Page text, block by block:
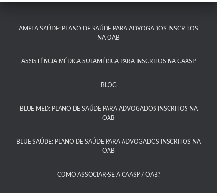
AMPLA SAÚDE: PLANO DE SAÚDE PARA ADVOGADOS INSCRITOS
NA OAB
ASSISTÊNCIA MÉDICA SULAMÉRICA PARA INSCRITOS NA CAASP​
BLOG
BLUE MED: PLANO DE SAÚDE PARA ADVOGADOS INSCRITOS NA
OAB
BLUE SAÚDE: PLANO DE SAÚDE PARA ADVOGADOS INSCRITOS NA
OAB​
COMO ASSOCIAR-SE A CAASP / OAB?​